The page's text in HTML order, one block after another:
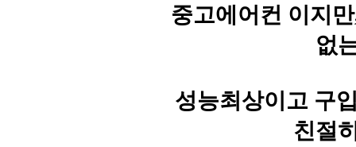
중고에어컨 이지
없
성능최상이고 구
친절